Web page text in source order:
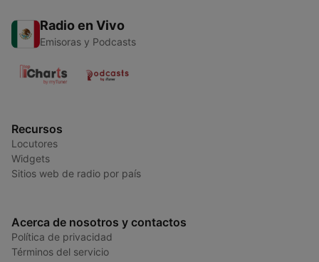
Radio en Vivo
Emisoras y Podcasts
Recursos
Locutores
Widgets
Sitios web de radio por país
Acerca de nosotros y contactos
Política de privacidad
Términos del servicio